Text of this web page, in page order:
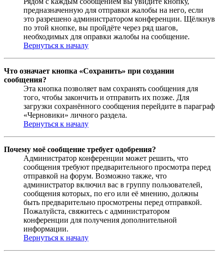
предназначенную для отправки жалобы на него, если
это разрешено администратором конференции. Щёлкнув
по этой кнопке, вы пройдёте через ряд шагов,
необходимых для оправки жалобы на сообщение.
Вернуться к началу
Что означает кнопка «Сохранить» при создании
сообщения?
Эта кнопка позволяет вам сохранять сообщения для
того, чтобы закончить и отправить их позже. Для
загрузки сохранённого сообщения перейдите в параграф
«Черновики» личного раздела.
Вернуться к началу
Почему моё сообщение требует одобрения?
Администратор конференции может решить, что
сообщения требуют предварительного просмотра перед
отправкой на форум. Возможно также, что
администратор включил вас в группу пользователей,
сообщения которых, по его или её мнению, должны
быть предварительно просмотрены перед отправкой.
Пожалуйста, свяжитесь с администратором
конференции для получения дополнительной
информации.
Вернуться к началу